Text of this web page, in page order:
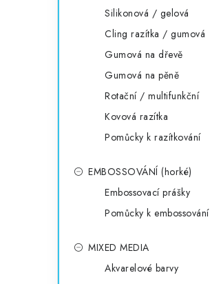
Silikonová / gelová
Cling razítka / gumová
Gumová na dřevě
Gumová na pěně
Rotační / multifunkční
Kovová razítka
Pomůcky k razítkování
EMBOSSOVÁNÍ (horké)
Embossovací prášky
Pomůcky k embossování
MIXED MEDIA
Akvarelové barvy